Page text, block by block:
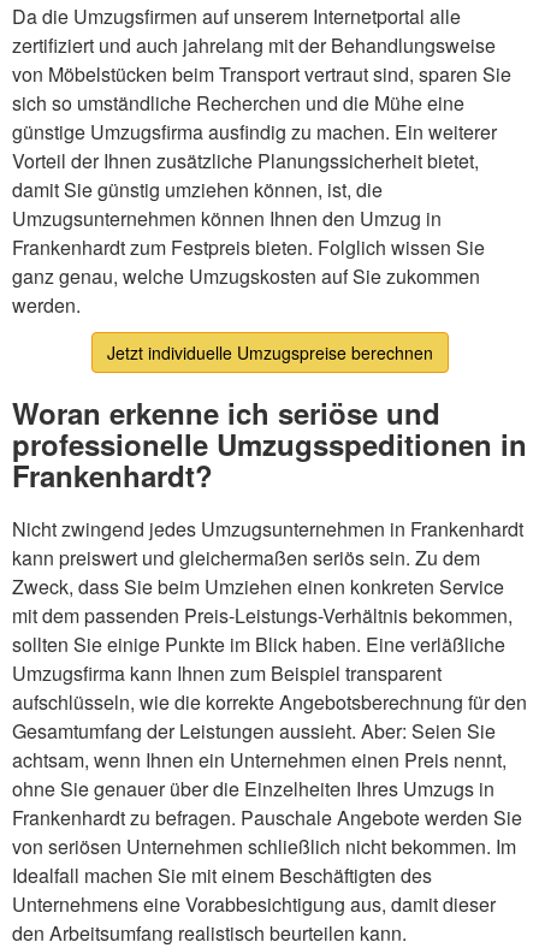
Da die Umzugsfirmen auf unserem Internetportal alle
zertifiziert und auch jahrelang mit der Behandlungsweise
von Möbelstücken beim Transport vertraut sind, sparen Sie
sich so umständliche Recherchen und die Mühe eine
günstige Umzugsfirma ausfindig zu machen. Ein weiterer
Vorteil der Ihnen zusätzliche Planungssicherheit bietet,
damit Sie günstig umziehen können, ist, die
Umzugsunternehmen können Ihnen den Umzug in
Frankenhardt zum Festpreis bieten. Folglich wissen Sie
ganz genau, welche Umzugskosten auf Sie zukommen
werden.
Jetzt individuelle Umzugspreise berechnen
Woran erkenne ich seriöse und
professionelle Umzugsspeditionen in
Frankenhardt?
Nicht zwingend jedes Umzugsunternehmen in Frankenhardt
kann preiswert und gleichermaßen seriös sein. Zu dem
Zweck, dass Sie beim Umziehen einen konkreten Service
mit dem passenden Preis-Leistungs-Verhältnis bekommen,
sollten Sie einige Punkte im Blick haben. Eine verläßliche
Umzugsfirma kann Ihnen zum Beispiel transparent
aufschlüsseln, wie die korrekte Angebotsberechnung für den
Gesamtumfang der Leistungen aussieht. Aber: Seien Sie
achtsam, wenn Ihnen ein Unternehmen einen Preis nennt,
ohne Sie genauer über die Einzelheiten Ihres Umzugs in
Frankenhardt zu befragen. Pauschale Angebote werden Sie
von seriösen Unternehmen schließlich nicht bekommen. Im
Idealfall machen Sie mit einem Beschäftigten des
Unternehmens eine Vorabbesichtigung aus, damit dieser
den Arbeitsumfang realistisch beurteilen kann.